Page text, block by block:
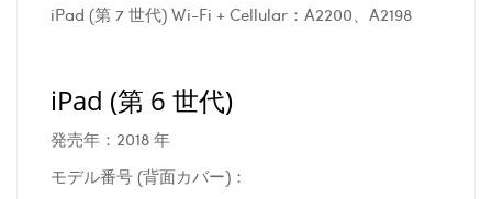
iPad (第 7 世代) Wi-Fi + Cellular：A2200、A2198
iPad (第 6 世代)
発売年：2018 年
モデル番号 (背面カバー)：